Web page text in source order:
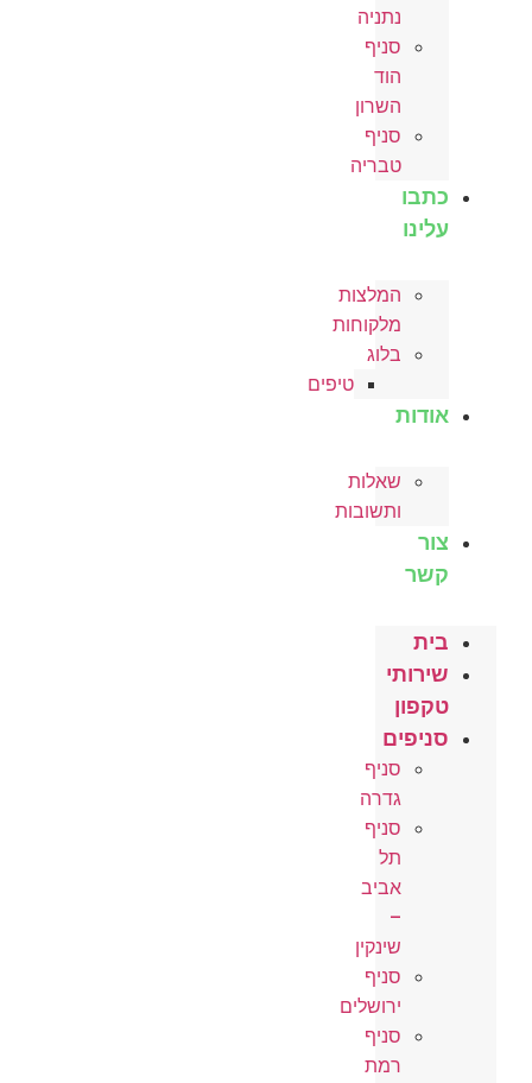
נתניה
סניף
הוד
השרון
סניף
טבריה
כתבו
עלינו
המלצות
מלקוחות
בלוג
טיפים
אודות
שאלות
ותשובות
צור
קשר
בית
שירותי
טקפון
סניפים
סניף
גדרה
סניף
תל
אביב
–
שינקין
סניף
ירושלים
סניף
רמת